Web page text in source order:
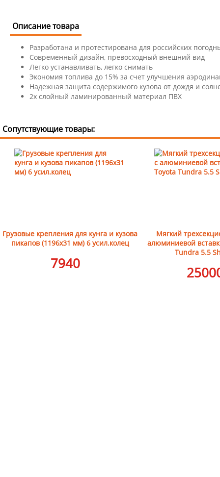
Описание товара
Разработана и протестирована для российских
Современный дизайн, превосходный внешний вид
Легко устанавливать, легко снимать
Экономия топлива до 15% за счет улучшения
Надежная защита содержимого кузова от дождя и
2х слойный ламинированный материал ПВХ
Сопутствующие товары:
Грузовые крепления для кунга и кузова
пикапов (1196х31 мм) 6 усил.колец
7940
Мягкий
алюминиевой
Tundra 5.5